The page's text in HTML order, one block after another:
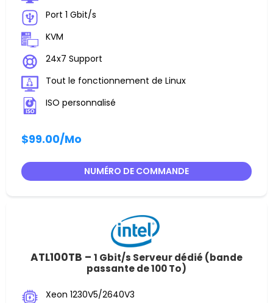
Port 1 Gbit/s
KVM
24x7 Support
Tout le fonctionnement de Linux
ISO personnalisé
$99.00/Mo
NUMÉRO DE COMMANDE
ATL100TB – 1 Gbit/s Serveur dédié (bande
passante de 100 To)
Xeon 1230V5/2640V3